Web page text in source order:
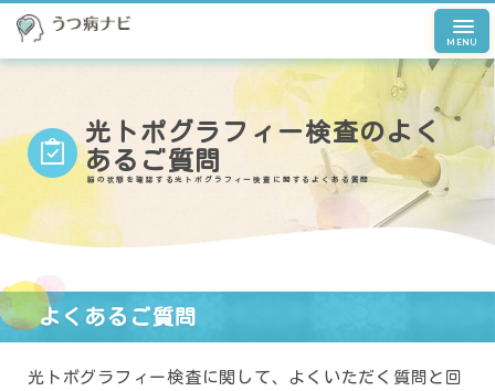
MENU
光トポグラフィー検査のよく
あるご質問
脳の状態を確認する光トポグラフィー検査に関するよくある質問
よくあるご質問
光トポグラフィー検査に関して、よくいただく質問と回